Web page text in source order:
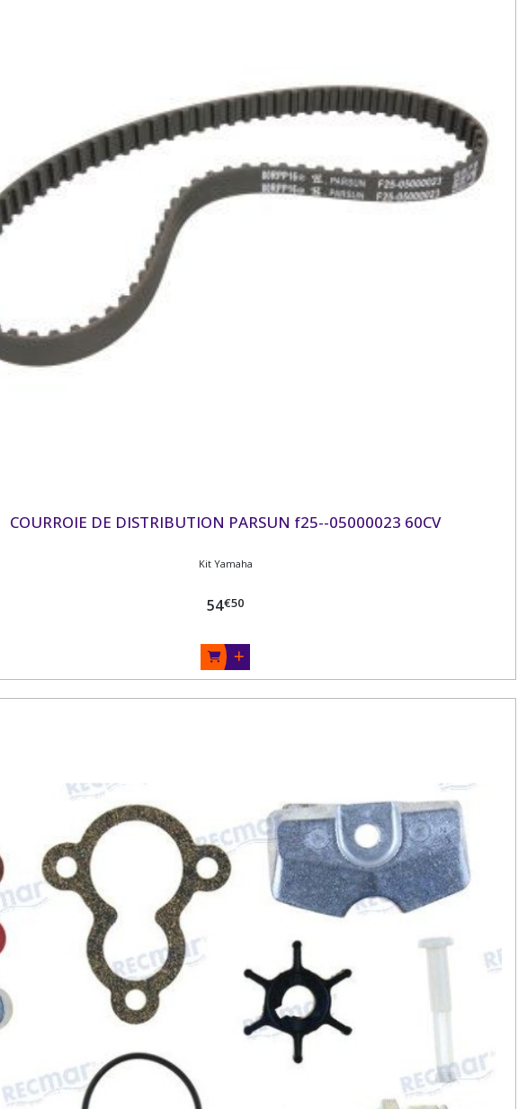
COURROIE DE DISTRIBUTION PARSUN f25--05000023 60CV
Kit Yamaha
54€50